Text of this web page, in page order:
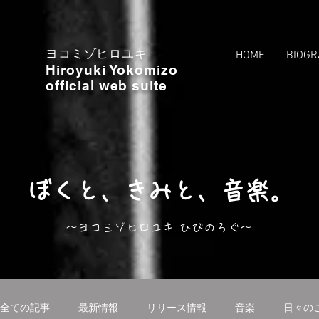
ヨコミゾヒロユキ
Hiroyuki Yokomizo
official web suite
HOME
ぼくと、きみと、音楽。
〜ヨコミゾヒロユキ ひびのろぐ〜
全ての記事 最新情報 リリース情報 音楽 日々の